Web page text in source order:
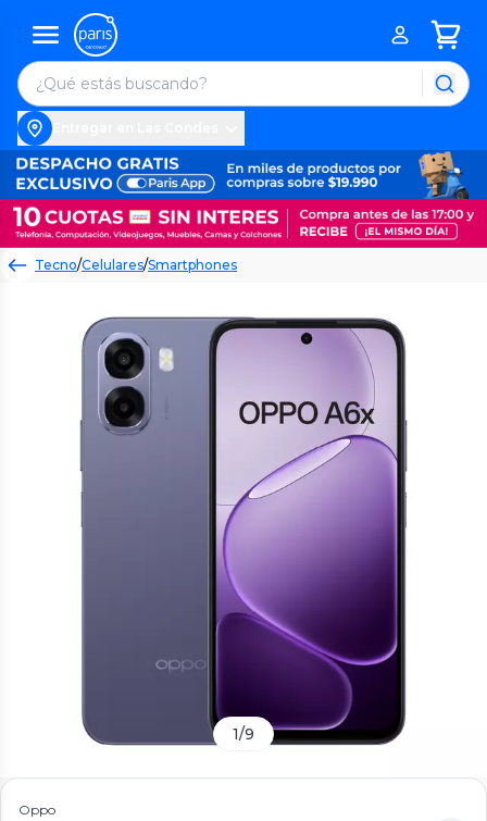
Tecno/Celulares/Smartphones
1/9
Oppo